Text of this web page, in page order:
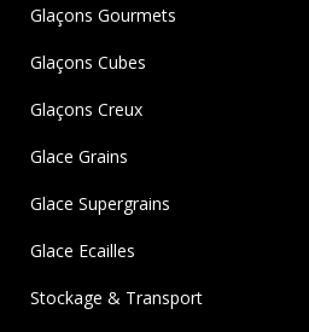
Glaçons Gourmets
Glaçons Cubes
Glaçons Creux
Glace Grains
Glace Supergrains
Glace Ecailles
Stockage & Transport